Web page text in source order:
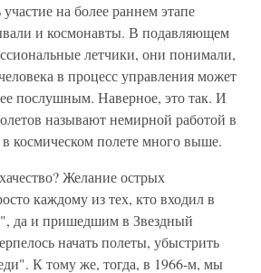
на более раннем этапе
и космонавты. В подавляющем
летчики, они понимали,
в процесс управления может
послушным. Наверное, это так. И
называют немирной работой в
космическом полете много выше.
Желание острых
каждому из тех, кто входил в
да и пришедшим в Звездный
начать полеты, убыстрить
К тому же, тогда, в 1966-м, мы